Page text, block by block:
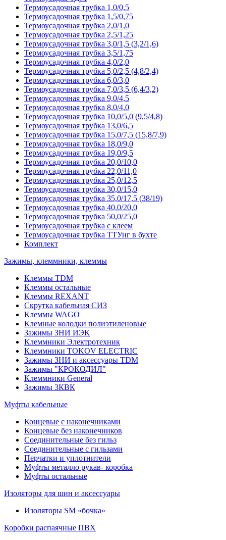
Термоусадочная трубка 1,0/0,5
Термоусадочная трубка 1,5/0,75
Термоусадочная трубка 2,0/1,0
Термоусадочная трубка 2,5/1,25
Термоусадочная трубка 3,0/1,5 (3,2/1,6)
Термоусадочная трубка 3,5/1,75
Термоусадочная трубка 4,0/2,0
Термоусадочная трубка 5,0/2,5 (4,8/2,4)
Термоусадочная трубка 6,0/3,0
Термоусадочная трубка 7,0/3,5 (6,4/3,2)
Термоусадочная трубка 9,0/4,5
Термоусадочная трубка 8,0/4,0
Термоусадочная трубка 10,0/5,0 (9,5/4,8)
Термоусадочная трубка 13,0/6,5
Термоусадочная трубка 15,0/7,5 (15,8/7,9)
Термоусадочная трубка 18,0/9,0
Термоусадочная трубка 19,0/9,5
Термоусадочная трубка 20,0/10,0
Термоусадочная трубка 22,0/11,0
Термоусадочная трубка 25,0/12,5
Термоусадочная трубка 30,0/15,0
Термоусадочная трубка 35,0/17,5 (38/19)
Термоусадочная трубка 40,0/20,0
Термоусадочная трубка 50,0/25,0
Термоусадочная трубка с клеем
Термоусадочная трубка ТТУнг в бухте
Комплект
Зажимы, клеммники, клеммы
Клеммы TDM
Клеммы остальные
Клеммы REXANT
Скрутка кабельная СИЗ
Клеммы WAGO
Клемные колодки полиэтиленовые
Зажимы ЗНИ ИЭК
Клеммники Электротехник
Клеммники TOKOV ELECTRIC
Зажимы ЗНИ и аксессуары TDM
Зажимы "КРОКОДИЛ"
Клеммники General
Зажимы 3КВК
Муфты кабельные
Концевые с наконечниками
Концевые без наконечников
Соединительные без гильз
Соединительные с гильзами
Перчатки и уплотнители
Муфты металло рукав- коробка
Муфты остальные
Изоляторы для шин и аксессуары
Изоляторы SM «бочка»
Коробки распаячные ПВХ